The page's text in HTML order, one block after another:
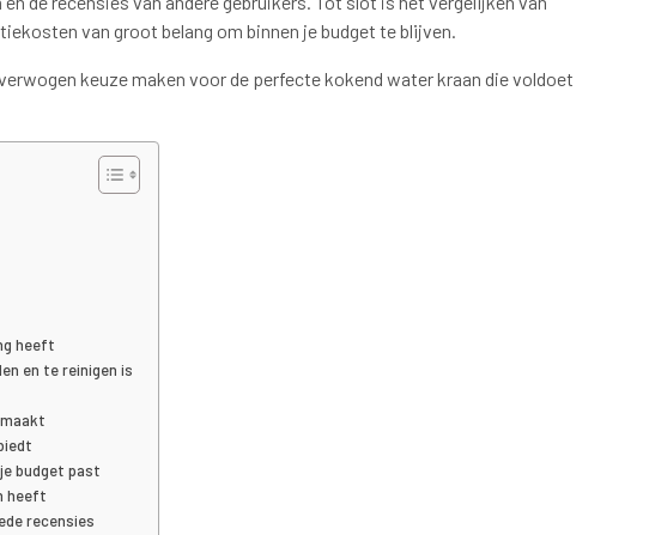
van groot belang om binnen je budget te blijven.
keuze maken voor de perfecte kokend water kraan die voldoet
heeft
en te reinigen is
budget past
heeft
recensies